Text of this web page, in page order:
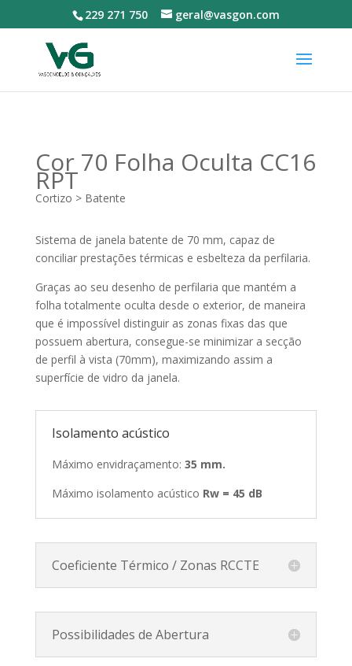
229 271 750 geral@vasgon.com
Cor 70 Folha Oculta CC16
RPT
Cortizo > Batente
Sistema de janela batente de 70 mm, capaz de
conciliar prestações térmicas e esbelteza da perfilaria.
Graças ao seu desenho de perfilaria que mantém a
folha totalmente oculta desde o exterior, de maneira
que é impossível distinguir as zonas fixas das que
possuem abertura, consegue-se minimizar a secção
de perfil à vista (70mm), maximizando assim a
superfície de vidro da janela.
Isolamento acústico
Máximo envidraçamento: 35 mm.
Máximo isolamento acústico Rw = 45 dB
Coeficiente Térmico / Zonas RCCTE
Possibilidades de Abertura